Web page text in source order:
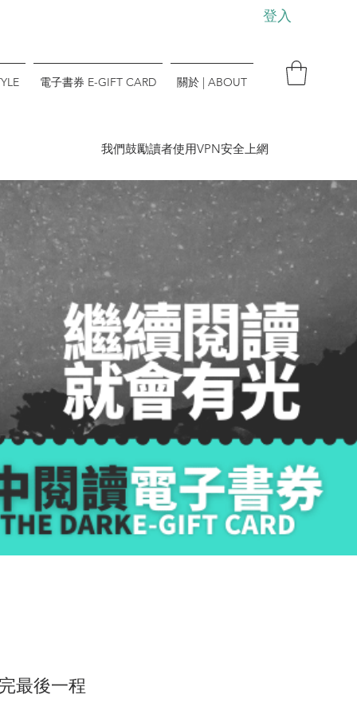
登入
電子書券 E-GIFT CARD 關於 | ABOUT
​我們鼓勵讀者使用VPN安全上網
最後一程